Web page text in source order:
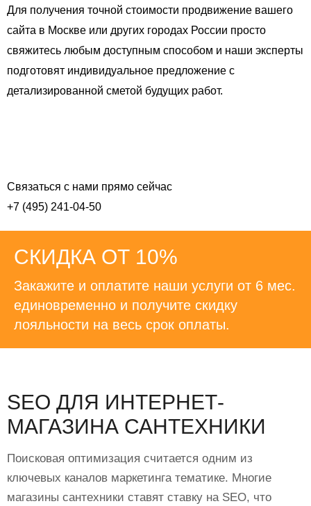
Для получения точной стоимости продвижение вашего
сайта в Москве или других городах России просто
свяжитесь любым доступным способом и наши эксперты
подготовят индивидуальное предложение с
детализированной сметой будущих работ.
Связаться с нами прямо сейчас
+7 (495) 241-04-50
СКИДКА ОТ 10%
Закажите и оплатите наши услуги от 6 мес.
единовременно и получите скидку
лояльности на весь срок оплаты.
SEO ДЛЯ ИНТЕРНЕТ-
МАГАЗИНА САНТЕХНИКИ
Поисковая оптимизация считается одним из
ключевых каналов маркетинга тематике. Многие
магазины сантехники ставят ставку на SEO, что